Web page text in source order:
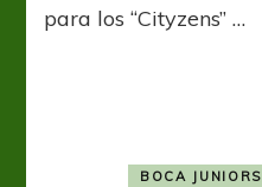
para los “Cityzens” …
BOCA JUNIORS